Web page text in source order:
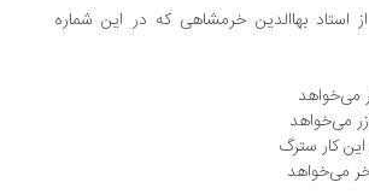
بهاالدین خرمشاهی که در این شماره
سترگ